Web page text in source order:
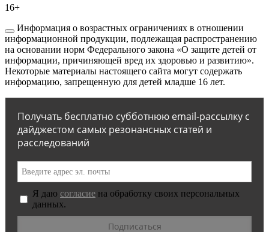
16+
Информация о возрастных ограничениях в отношении
информационной продукции, подлежащая распространению
на основании норм Федерального закона «О защите детей от
информации, причиняющей вред их здоровью и развитию».
Некоторые материалы настоящего сайта могут содержать
информацию, запрещенную для детей младше 16 лет.
Получать бесплатно субботнюю email-рассылку с
дайджестом самых резонансных статей и
расследований
Я даю согласие на обработку своих персональных
данных.